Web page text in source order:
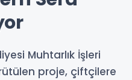
Muhtarlık İşleri
proje, çiftçilere